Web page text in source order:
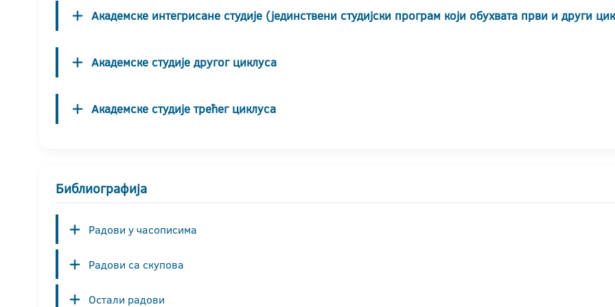
Академске интегрисане студије (јединствени студијски програм који обухвата први и други
Академске студије другог циклуса
Академске студије трећег циклуса
Библиографија
Радови у часописима
Радови са скупова
Остали радови